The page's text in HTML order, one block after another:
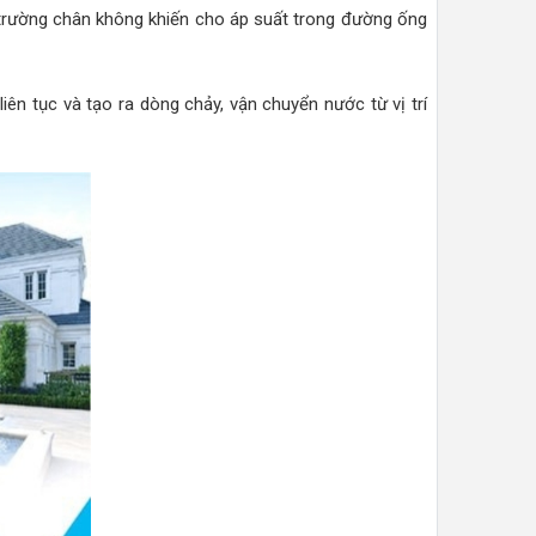
chân không khiến cho áp suất trong đường ống
tục và tạo ra dòng chảy, vận chuyển nước từ vị trí